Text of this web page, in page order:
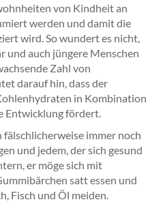
von Kindheit an
werden und damit die
wird. So wundert es nicht,
und auch jüngere Menschen
Zahl von
darauf hin, dass der
in Kombination
Entwicklung fördert.
immer noch
und jedem, der sich gesund
er möge sich mit
satt essen und
Fisch und Öl meiden.